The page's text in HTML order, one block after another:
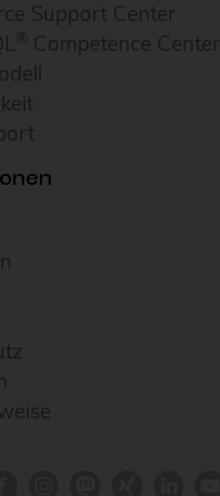
Support Center
® Competence Center